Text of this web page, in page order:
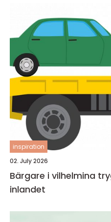
inspiration
02. July 2026
Bärgare i vilhelmina trygg hjälp på vägarna i
inlandet